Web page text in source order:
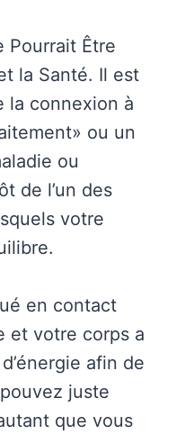
Pourrait Être
la Santé. Il est
la connexion à
ou un
ou
de l’un des
votre
en contact
et votre corps a
afin de
juste
que vous